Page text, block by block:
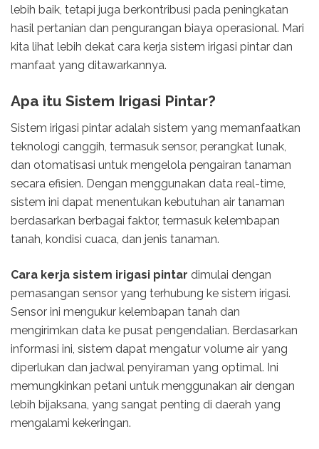
lebih baik, tetapi juga berkontribusi pada peningkatan
hasil pertanian dan pengurangan biaya operasional. Mari
kita lihat lebih dekat cara kerja sistem irigasi pintar dan
manfaat yang ditawarkannya.
Apa itu Sistem Irigasi Pintar?
Sistem irigasi pintar adalah sistem yang memanfaatkan
teknologi canggih, termasuk sensor, perangkat lunak,
dan otomatisasi untuk mengelola pengairan tanaman
secara efisien. Dengan menggunakan data real-time,
sistem ini dapat menentukan kebutuhan air tanaman
berdasarkan berbagai faktor, termasuk kelembapan
tanah, kondisi cuaca, dan jenis tanaman.
Cara kerja sistem irigasi pintar dimulai dengan
pemasangan sensor yang terhubung ke sistem irigasi.
Sensor ini mengukur kelembapan tanah dan
mengirimkan data ke pusat pengendalian. Berdasarkan
informasi ini, sistem dapat mengatur volume air yang
diperlukan dan jadwal penyiraman yang optimal. Ini
memungkinkan petani untuk menggunakan air dengan
lebih bijaksana, yang sangat penting di daerah yang
mengalami kekeringan.